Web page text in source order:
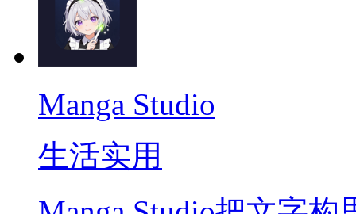
Manga Studio
生活实用